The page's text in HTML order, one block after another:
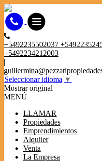
+5492235502037
+5492234212003
|
Seleccionar idioma ▼
Mostrar original
MENÚ
LLAMAR
Propiedades
Emprendimientos
Alquiler
Venta
La Empresa